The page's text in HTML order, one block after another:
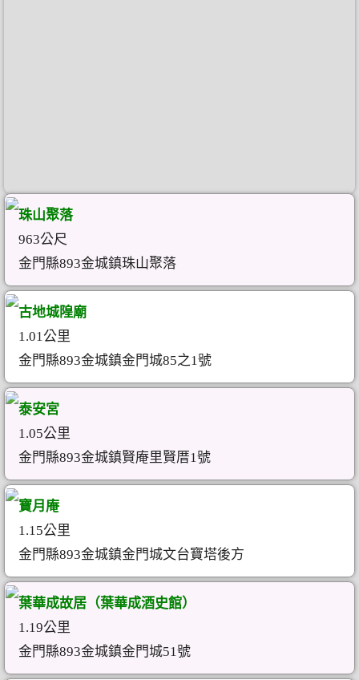
珠山聚落
963公尺
金門縣893金城鎮珠山聚落
古地城隍廟
1.01公里
金門縣893金城鎮金門城85之1號
泰安宮
1.05公里
金門縣893金城鎮賢庵里賢厝1號
寶月庵
1.15公里
金門縣893金城鎮金門城文台寶塔後方
葉華成故居（葉華成酒史館）
1.19公里
金門縣893金城鎮金門城51號